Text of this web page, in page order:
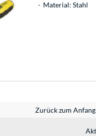
Material: Stahl
Zurück zum Anfang